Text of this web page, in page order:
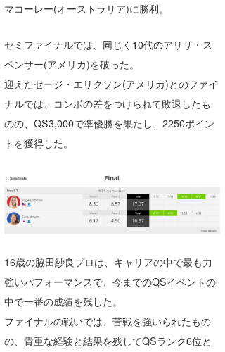
マコーレー(オーストラリア)に勝利。
セミファイナルでは、同じく10代のアリサ・ス
ペンサー(アメリカ)を破った。
迎えたセージ・エリクソン(アメリカ)とのファイ
ナルでは、コンボの差をつけられて敗退したも
のの、QS3,000で準優勝を果たし、2250ポイン
トを獲得した。
16歳の脇田紗良プロは、キャリアの中で最も力
強いパフォーマンスで、今までのQSイベントの
中で一番の成績を残した。
ファイナルの戦いでは、苦戦を強いられたもの
の、貴重な経験と結果を残してQSランク6位と
四国
沖縄
サーファーズ
ライター/寄稿メディア
Core Surf Japan
mitsuteru Kamio
Yasunari Inoue
Yoshiyuki Obata
SURFMEDIA
Colors MAGAZINE
WAVAL
波伝説アンバサダー/プロライダー
福島寿実子
中浦“JET”章
波伝説スタッフ
☆加藤
波伝説